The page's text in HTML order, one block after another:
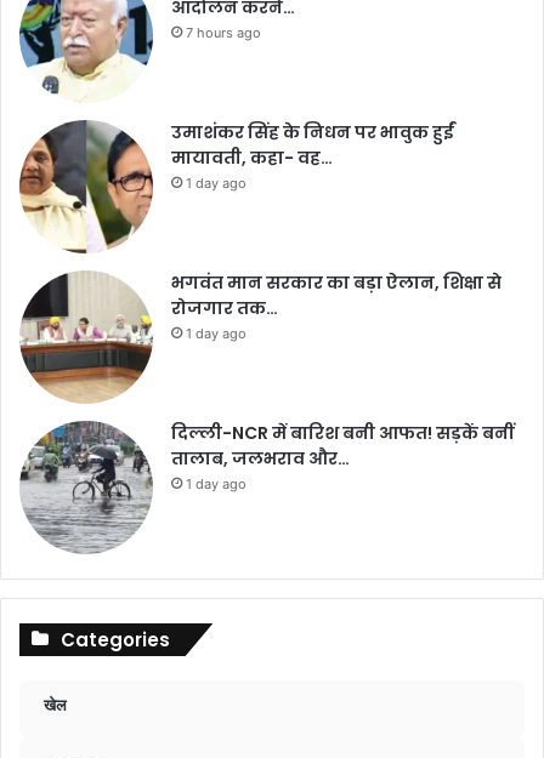
आंदोलन करने…
7 hours ago
उमाशंकर सिंह के निधन पर भावुक हुईं
मायावती, कहा- वह…
1 day ago
भगवंत मान सरकार का बड़ा ऐलान, शिक्षा से
रोजगार तक…
1 day ago
दिल्ली-NCR में बारिश बनी आफत! सड़कें बनीं
तालाब, जलभराव और…
1 day ago
Categories
खेल